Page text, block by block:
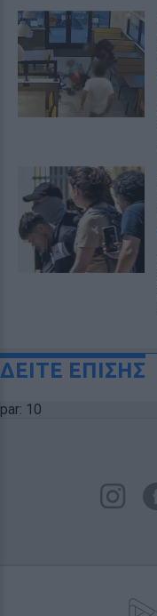
ΔΕΙΤΕ ΕΠΙΣΗΣ
par: 10